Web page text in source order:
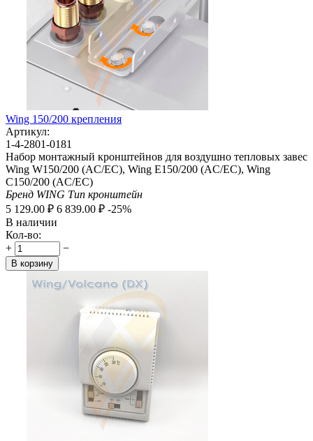
Wing 150/200 крепления
Артикул:
1-4-2801-0181
Набор монтажный кронштейнов для воздушно тепловых завес
Wing W150/200 (AC/EC), Wing E150/200 (AC/EC), Wing
C150/200 (AC/EC)
Бренд WING Тип кронштейн
5 129.00 ₽ 6 839.00 ₽ -25%
В наличии
Кол-во:
+
−
В корзину